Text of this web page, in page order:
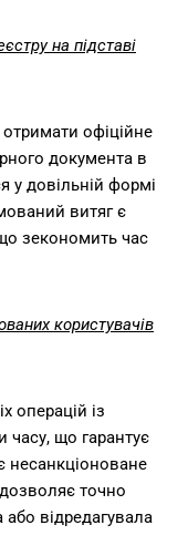
на підставі
офіційне
документа в
у довільній формі
витяг є
зекономить час
користувачів
операцій із
часу, що гарантує
несанкціоноване
точно
або відредагувала